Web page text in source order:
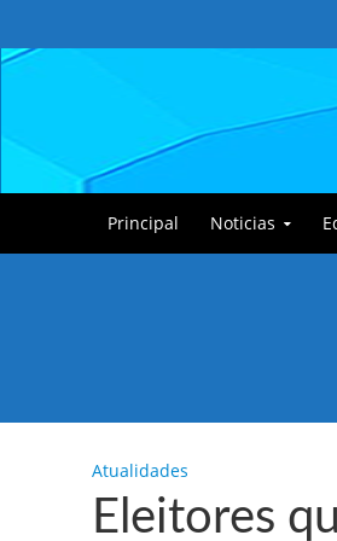
Principal Noticias
Atualidades
Eleitores